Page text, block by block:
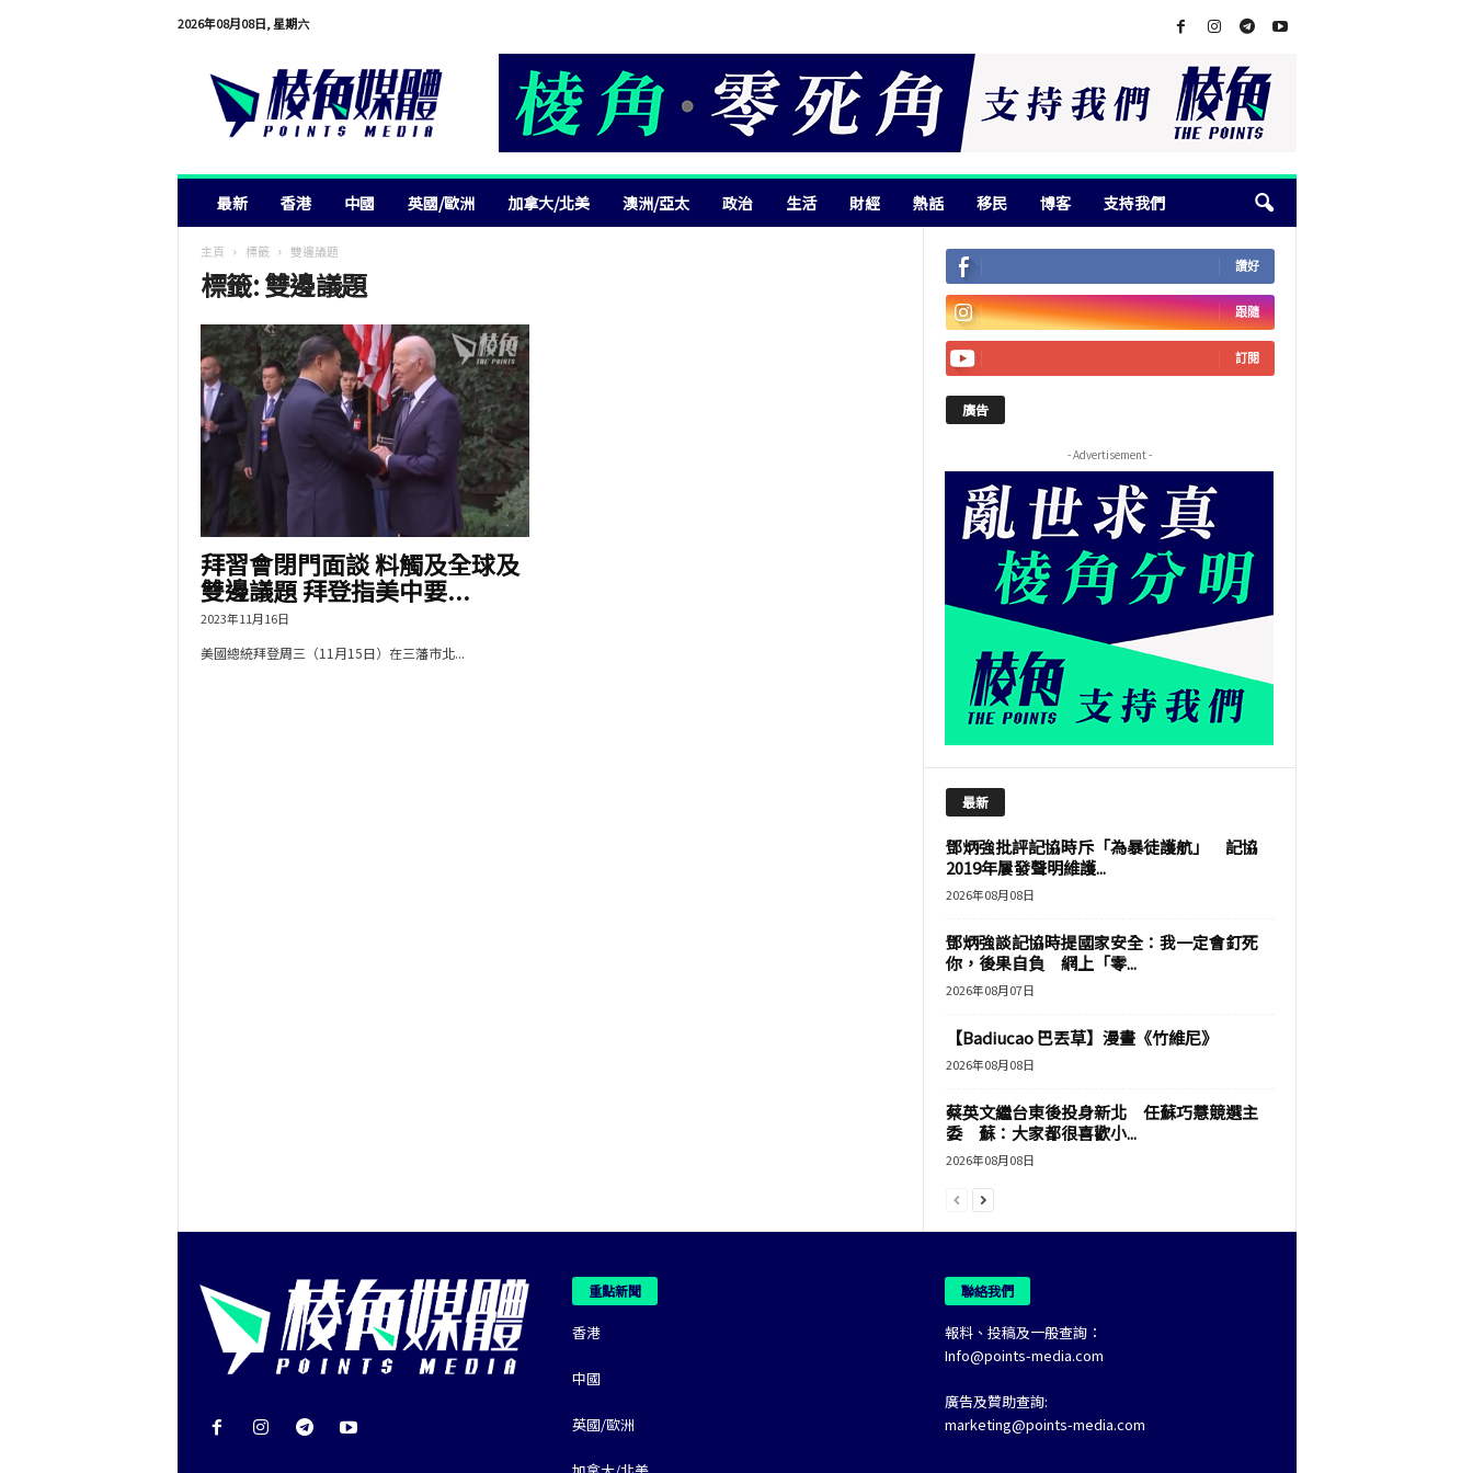
2026年08月08日, 星期六
最新 香港 中國 英國/歐洲 加拿大/北美 澳洲/亞太 政治 生活 財經 熱話 移民 博客 支持我們
主頁 標籤 雙邊議題
標籤: 雙邊議題
拜習會閉門面談 料觸及全球及
雙邊議題 拜登指美中要...
2023年11月16日
美國總統拜登周三（11月15日）在三藩市北...
讚好
跟隨
訂閱
廣告
- Advertisement -
最新
鄧炳強批評記協時斥「為暴徒護航」 記協
2019年屢發聲明維護...
2026年08月08日
鄧炳強談記協時提國家安全：我一定會釘死
你，後果自負 網上「零...
2026年08月07日
【Badiucao 巴丟草】漫畫《竹維尼》
2026年08月08日
蔡英文繼台東後投身新北 任蘇巧慧競選主
委 蘇：大家都很喜歡小...
2026年08月08日
重點新聞
香港
中國
英國/歐洲
聯絡我們
報料、投稿及一般查詢：
Info@points-media.com
廣告及贊助查詢:
marketing@points-media.com